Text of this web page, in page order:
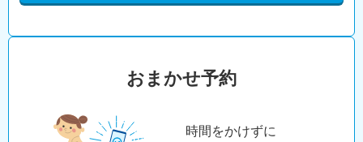
おまかせ予約
時間をかけずに